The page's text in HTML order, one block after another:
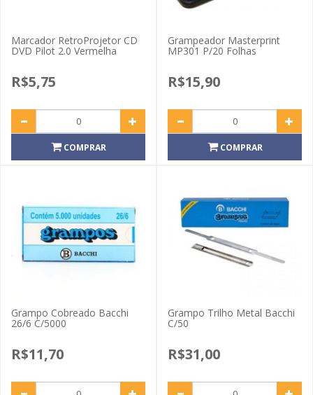
Marcador RetroProjetor CD
DVD Pilot 2.0 Vermelha
R$5,75
COMPRAR
Grampeador Masterprint
MP301 P/20 Folhas
R$15,90
COMPRAR
Grampo Cobreado Bacchi
26/6 C/5000
R$11,70
Grampo Trilho Metal Bacchi
C/50
R$31,00